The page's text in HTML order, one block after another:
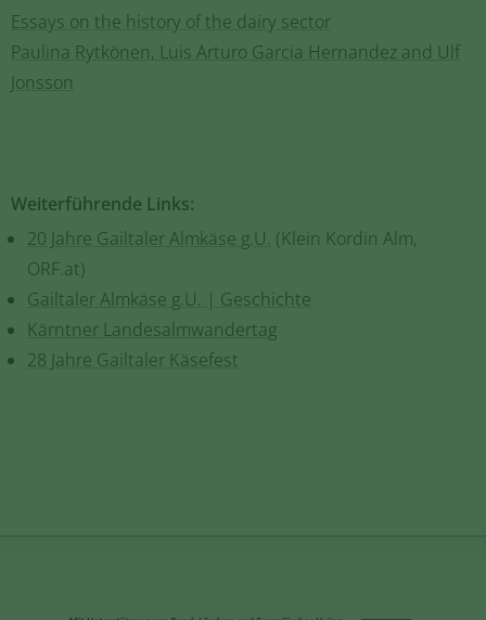
Essays on the history of the dairy sector
Paulina Rytkönen, Luis Arturo Garcia Hernandez and Ulf
Jonsson
Weiterführende Links:
20 Jahre Gailtaler Almkäse g.U. (Klein Kordin Alm,
ORF.at)
Gailtaler Almkäse g.U. | Geschichte
Kärntner Landesalmwandertag
28 Jahre Gailtaler Käsefest